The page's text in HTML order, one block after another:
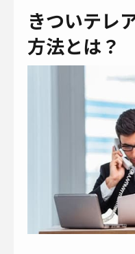
きついテレ
方法とは？